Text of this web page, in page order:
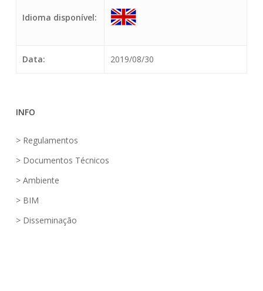
Idioma disponível:
Data: 2019/08/30
INFO
> Regulamentos
> Documentos Técnicos
> Ambiente
> BIM
> Disseminação